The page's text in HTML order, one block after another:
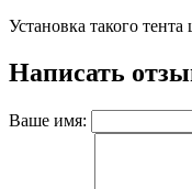
Установка такого
Написать
Ваше имя: